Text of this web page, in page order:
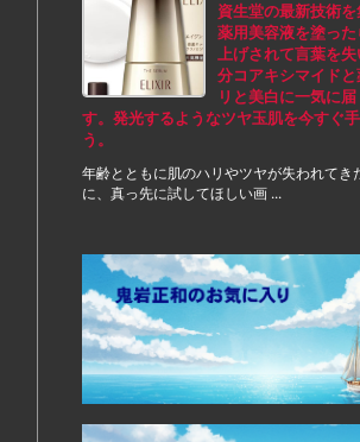
資生堂の最新技術
薬用美容液を塗っ
上げされて言葉を
分コアキシマイド
リと美白に一気に
す。発光するようなツヤ玉肌を今すぐ
う。
年齢とともに肌のハリやツヤが失われてき
に、真っ先に試してほしい画 ...